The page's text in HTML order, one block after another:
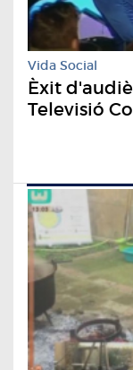
Vida Social
Èxit
Televisió